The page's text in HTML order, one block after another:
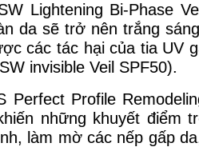
Lightening Bi-Phase
da sẽ trở nên trắng
các tác hại của tia UV
invisible Veil SPF50).
Perfect Profile
những khuyết điểm
làm mờ các nếp gấp